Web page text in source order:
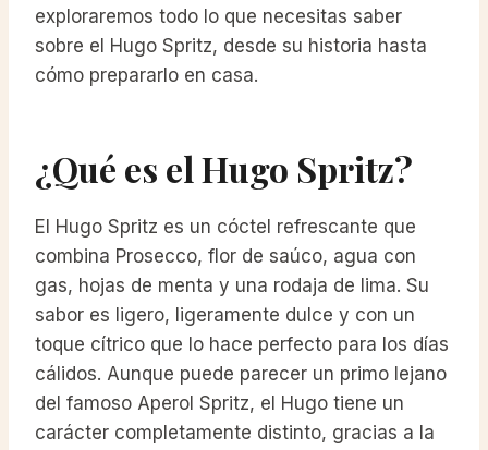
exploraremos todo lo que necesitas saber
sobre el Hugo Spritz, desde su historia hasta
cómo prepararlo en casa.
¿Qué es el Hugo Spritz?
El Hugo Spritz es un cóctel refrescante que
combina Prosecco, flor de saúco, agua con
gas, hojas de menta y una rodaja de lima. Su
sabor es ligero, ligeramente dulce y con un
toque cítrico que lo hace perfecto para los días
cálidos. Aunque puede parecer un primo lejano
del famoso Aperol Spritz, el Hugo tiene un
carácter completamente distinto, gracias a la